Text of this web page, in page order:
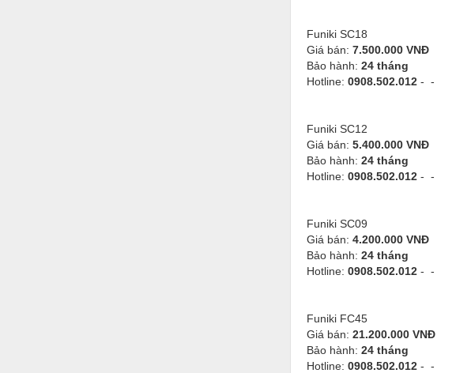
Funiki SC18
Giá bán: 7.500.000 VNĐ
Bảo hành: 24 tháng
Hotline: 0908.502.012 - -
Funiki SC12
Giá bán: 5.400.000 VNĐ
Bảo hành: 24 tháng
Hotline: 0908.502.012 - -
Funiki SC09
Giá bán: 4.200.000 VNĐ
Bảo hành: 24 tháng
Hotline: 0908.502.012 - -
Funiki FC45
Giá bán: 21.200.000 VNĐ
Bảo hành: 24 tháng
Hotline: 0908.502.012 - -